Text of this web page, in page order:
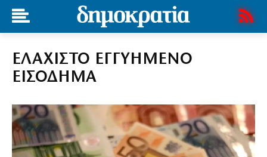
ΕΛΑΧΙΣΤΟ ΕΓΓΥΗΜΕΝΟ
ΕΙΣΟΔΗΜΑ